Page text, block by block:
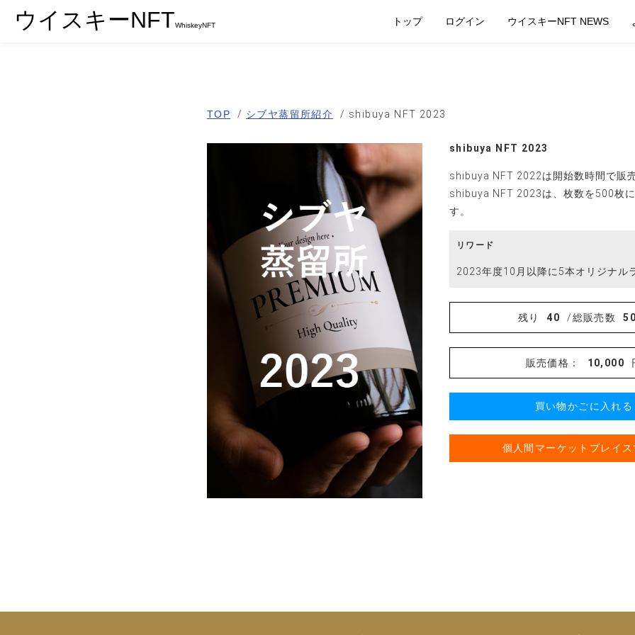
ウイスキーNFTWhiskeyNFT トップ ログイン ウイスキーNFT NEWS
TOP シブヤ蒸留所紹介 shibuya NFT 2023
shibuya NFT 2023
shibuya NFT 2022は開始数時間で販
shibuya NFT 2023は、枚数を500枚
す。
リワード
2023年度10月以降に5本オリジナル
残り 40 /総販売数
販売価格： 10,000
買い物かごに入れる
個人間マーケットプレイス